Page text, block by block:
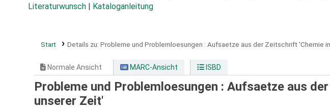
Literaturwunsch
Kataloganleitung
Start Details zu: Probleme und Problemloesungen : Aufsaetze aus der Zeitschrift 'Chemie
Normale Ansicht MARC-Ansicht ISBD
Probleme und Problemloesungen : Aufsaetze aus
unserer Zeit'